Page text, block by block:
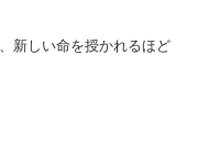
新しい命を授かれるほど